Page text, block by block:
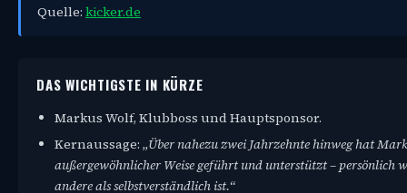
Quelle: kicker.de
DAS WICHTIGSTE IN KÜRZE
Markus Wolf, Klubboss und Hauptsponsor.
Kernaussage: „Über nahezu zwei Jahrzehnte hinweg hat
außergewöhnlicher Weise geführt und unterstützt – persönlich
andere als selbstverständlich ist.“